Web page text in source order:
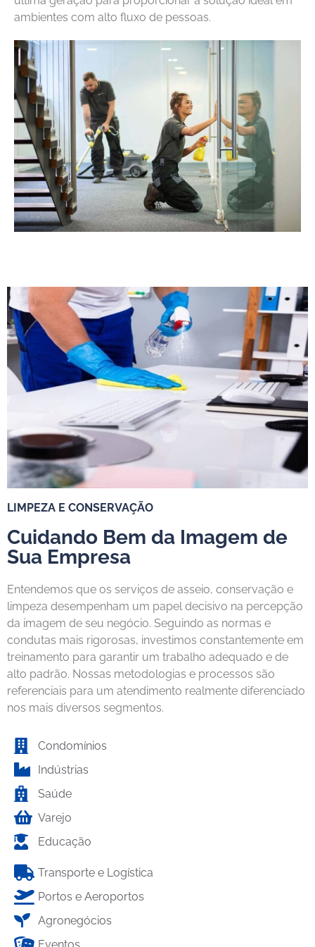
ambientes com alto fluxo de pessoas.
LIMPEZA E CONSERVAÇÃO
Cuidando Bem da Imagem de
Sua Empresa
Entendemos que os serviços de asseio, conservação e
limpeza desempenham um papel decisivo na percepção
da imagem de seu negócio. Seguindo as normas e
condutas mais rigorosas, investimos constantemente em
treinamento para garantir um trabalho adequado e de
alto padrão. Nossas metodologias e processos são
referenciais para um atendimento realmente diferenciado
nos mais diversos segmentos.
Condomínios
Indústrias
Saúde
Varejo
Educação
Transporte e Logística
Portos e Aeroportos
Agronegócios
Eventos